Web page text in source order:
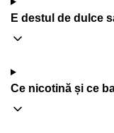
E destul de dulce
Ce nicotină și ce